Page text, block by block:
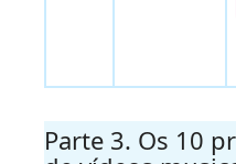
Parte 3. Os 10